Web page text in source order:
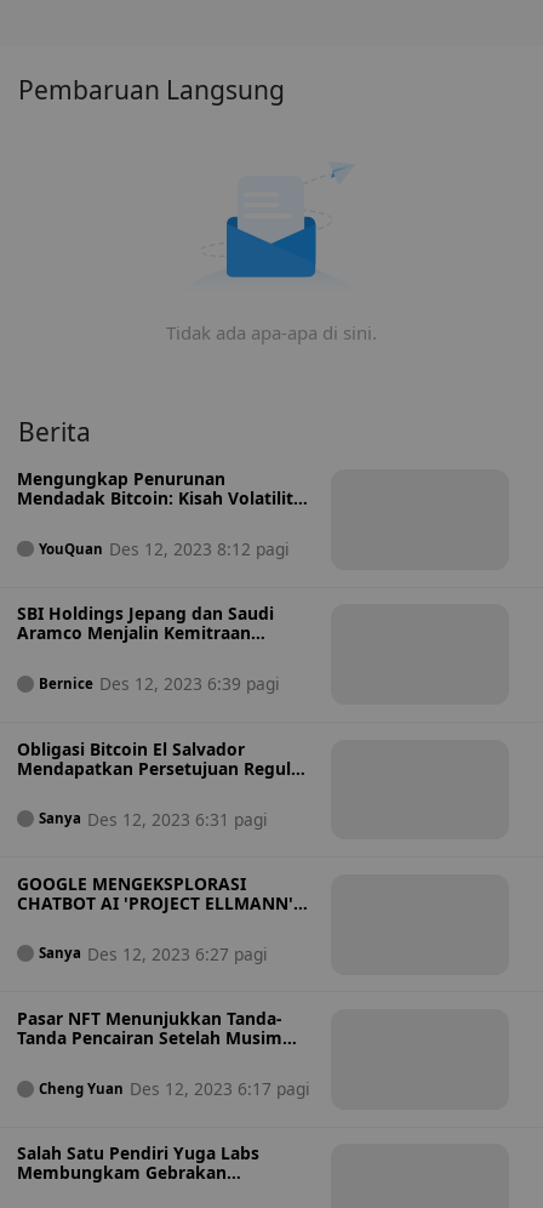
Pembaruan Langsung
Tidak ada apa-apa di sini.
Berita
Mengungkap Penurunan
Mendadak Bitcoin: Kisah Volatilitas
YouQuan Des 12, 2023 8:12 pagi
SBI Holdings Jepang dan Saudi
Aramco Menjalin Kemitraan
Bernice Des 12, 2023 6:39 pagi
Obligasi Bitcoin El Salvador
Mendapatkan Persetujuan Regulasi
Sanya Des 12, 2023 6:31 pagi
GOOGLE MENGEKSPLORASI
CHATBOT AI 'PROJECT ELLMANN'
Sanya Des 12, 2023 6:27 pagi
Pasar NFT Menunjukkan Tanda-
Tanda Pencairan Setelah Musim
Cheng Yuan Des 12, 2023 6:17 pagi
Salah Satu Pendiri Yuga Labs
Membungkam Gebrakan